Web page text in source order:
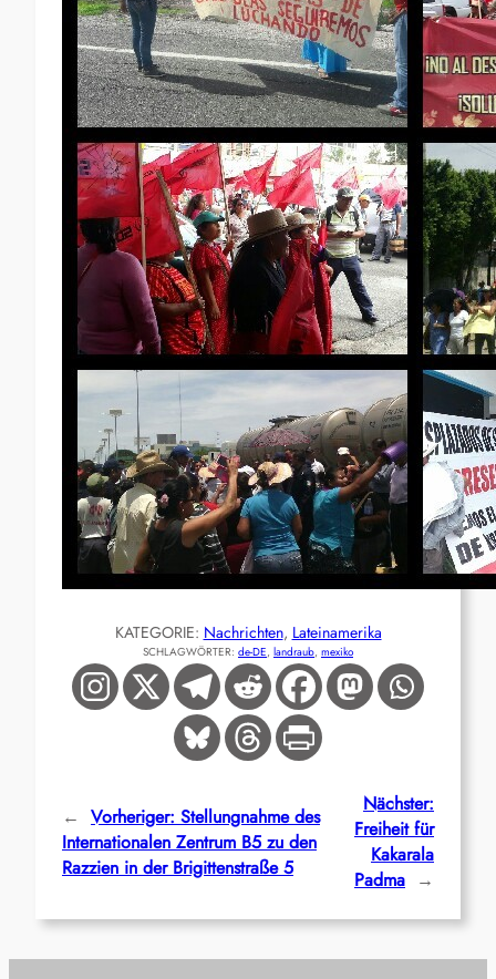
KATEGORIE: Nachrichten, Lateinamerika
SCHLAGWÖRTER: de-DE, landraub, mexiko
← Vorheriger: Stellungnahme des
Internationalen Zentrum B5 zu den
Razzien in der Brigittenstraße 5
Nächster:
Freiheit für
Kakarala
Padma →